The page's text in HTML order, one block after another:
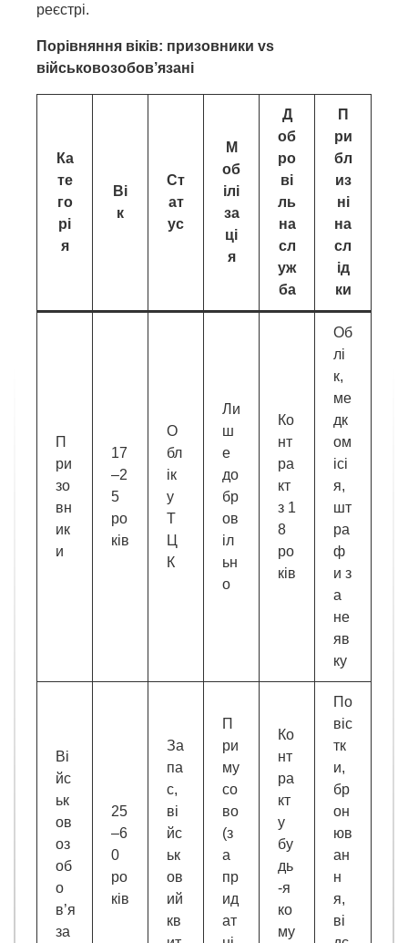
реєстрі.
Порівняння віків: призовники vs
військовозобов’язані
Ка
те
го
рі
я
Ві
к
Ст
ат
ус
М
об
ілі
за
ці
я
Д
об
ро
ві
ль
на
сл
уж
ба
П
ри
бл
из
ні
на
сл
ід
ки
П
ри
зо
вн
ик
и
17
–2
5
ро
ків
О
бл
ік
у
Т
Ц
К
Ли
ш
е
до
бр
ов
іл
ьн
о
Ко
нт
ра
кт
з 1
8
ро
ків
Об
лі
к,
ме
дк
ом
ісі
я,
шт
ра
ф
и з
а
не
яв
ку
Ві
йс
ьк
ов
оз
об
о
в’я
за
25
–6
0
ро
ків
За
па
с,
ві
йс
ьк
ов
ий
кв
П
ри
му
со
во
(з
а
пр
ид
ат
Ко
нт
ра
кт
у
бу
дь
-я
ко
му
По
віс
тк
и,
бр
он
юв
ан
н
я,
ві